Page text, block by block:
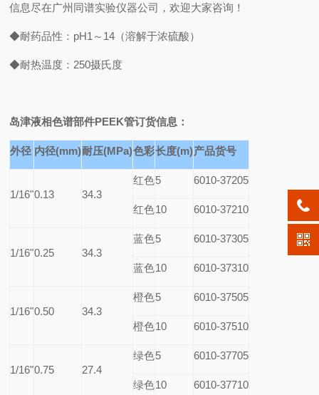
信息尽在广州同谱实验仪器公司，欢迎大家咨询！
◆耐药品性：pH1～14（溶解于浓硫酸）
◆耐热温度：250摄氏度
岛津液相色谱部件PEEK管订货信息：
外径 内径(mm)耐压(MPa)色彩长度(m)产品货号
1/16"0.13 34.3
红色5 6010-37205
红色10 6010-37210
1/16"0.25 34.3
蓝色5 6010-37305
蓝色10 6010-37310
1/16"0.50 34.3
橙色5 6010-37505
橙色10 6010-37510
1/16"0.75 27.4
绿色5 6010-37705
绿色10 6010-37710